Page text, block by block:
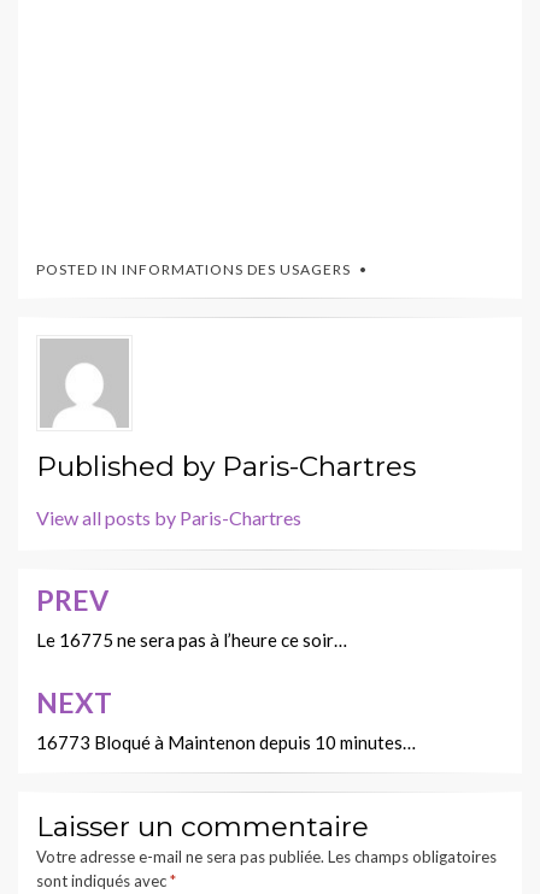
POSTED IN INFORMATIONS DES USAGERS
Published by Paris-Chartres
View all posts by Paris-Chartres
Navigation
de
l’article
PREV
Le 16775 ne sera pas à l’heure ce soir…
NEXT
16773 Bloqué à Maintenon depuis 10 minutes…
Laisser un commentaire
Votre adresse e-mail ne sera pas publiée. Les champs obligatoires
sont indiqués avec*